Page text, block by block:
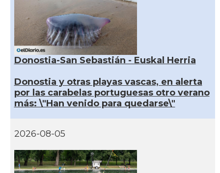
Donostia-San Sebastián - Euskal Herria
Donostia y otras playas vascas, en alerta
por las carabelas portuguesas otro verano
más: \"Han venido para quedarse\"
2026-08-05